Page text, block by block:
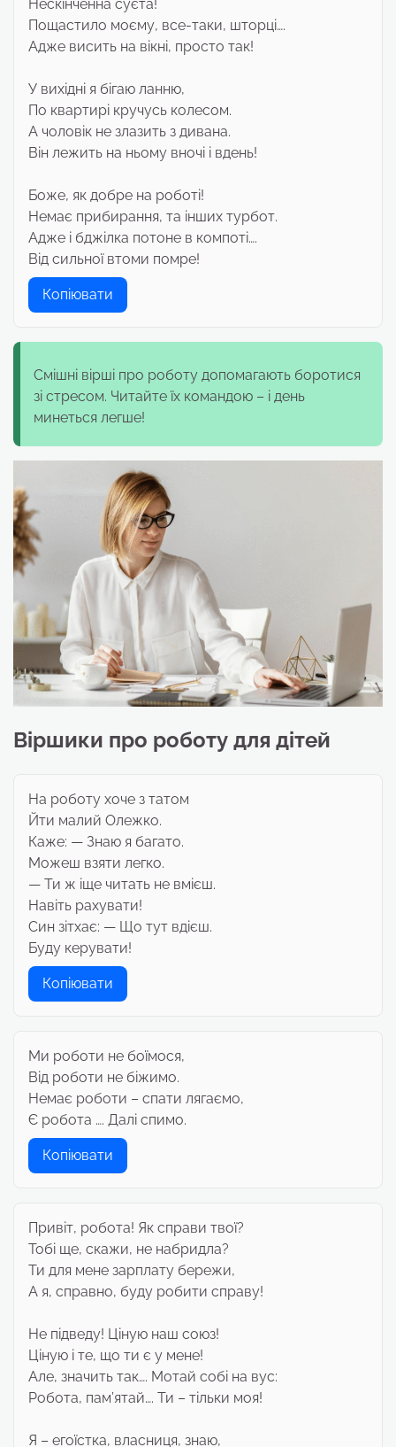
Нескінченна суєта!
Пощастило моєму, все-таки, шторці….
Адже висить на вікні, просто так!
У вихідні я бігаю ланню,
По квартирі кручусь колесом.
А чоловік не злазить з дивана.
Він лежить на ньому вночі і вдень!
Боже, як добре на роботі!
Немає прибирання, та інших турбот.
Адже і бджілка потоне в компоті….
Від сильної втоми помре!
Копіювати
Смішні вірші про роботу допомагають боротися
зі стресом. Читайте їх командою – і день
минеться легше!
Віршики про роботу для дітей
На роботу хоче з татом
Йти малий Олежко.
Каже: — Знаю я багато.
Можеш взяти легко.
— Ти ж іще читать не вмієш.
Навіть рахувати!
Син зітхає: — Що тут вдієш.
Буду керувати!
Копіювати
Ми роботи не боїмося,
Від роботи не біжимо.
Немає роботи – спати лягаємо,
Є робота …. Далі спимо.
Копіювати
Привіт, робота! Як справи твої?
Тобі ще, скажи, не набридла?
Ти для мене зарплату бережи,
А я, справно, буду робити справу!
Не підведу! Ціную наш союз!
Ціную і те, що ти є у мене!
Але, значить так…. Мотай собі на вус:
Робота, пам’ятай…. Ти – тільки моя!
Я – егоїстка, власниця, знаю,